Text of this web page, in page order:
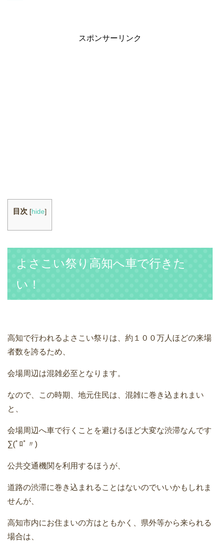
スポンサーリンク
目次 [hide]
よさこい祭り高知へ車で行きた
い！
高知で行われるよさこい祭りは、約１００万人ほどの来場
者数を誇るため、
会場周辺は混雑必至となります。
なので、この時期、地元住民は、混雑に巻き込まれまい
と、
会場周辺へ車で行くことを避けるほど大変な渋滞なんです
∑(ﾟﾛﾟ〃)
公共交通機関を利用するほうが、
道路の渋滞に巻き込まれることはないのでいいかもしれま
せんが、
高知市内にお住まいの方はともかく、県外等から来られる
場合は、